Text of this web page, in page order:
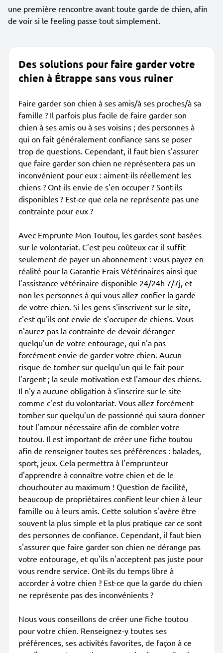
une première rencontre avant toute garde de chien, afin
de voir si le feeling passe tout simplement.
Des solutions pour faire garder votre
chien à Étrappe sans vous ruiner
Faire garder son chien à ses amis/à ses proches/à sa
famille ? Il parfois plus facile de faire garder son
chien à ses amis ou à ses voisins ; des personnes à
qui on fait généralement confiance sans se poser
trop de questions. Cependant, il faut bien s'assurer
que faire garder son chien ne représentera pas un
inconvénient pour eux : aiment-ils réellement les
chiens ? Ont-ils envie de s'en occuper ? Sont-ils
disponibles ? Est-ce que cela ne représente pas une
contrainte pour eux ?
Avec Emprunte Mon Toutou, les gardes sont basées
sur le volontariat. C'est peu coûteux car il suffit
seulement de payer un abonnement : vous payez en
réalité pour la Garantie Frais Vétérinaires ainsi que
l'assistance vétérinaire disponible 24/24h 7/7j, et
non les personnes à qui vous allez confier la garde
de votre chien. Si les gens s'inscrivent sur le site,
c'est qu'ils ont envie de s'occuper de chiens. Vous
n'aurez pas la contrainte de devoir déranger
quelqu'un de votre entourage, qui n'a pas
forcément envie de garder votre chien. Aucun
risque de tomber sur quelqu'un qui le fait pour
l'argent ; la seule motivation est l'amour des chiens.
Il n'y a aucune obligation à s'inscrire sur le site
comme c'est du volontariat. Vous allez forcément
tomber sur quelqu'un de passionné qui saura donner
tout l'amour nécessaire afin de combler votre
toutou. Il est important de créer une fiche toutou
afin de renseigner toutes ses préférences : balades,
sport, jeux. Cela permettra à l'emprunteur
d'apprendre à connaître votre chien et de le
chouchouter au maximum ! Question de facilité,
beaucoup de propriétaires confient leur chien à leur
famille ou à leurs amis. Cette solution s'avère être
souvent la plus simple et la plus pratique car ce sont
des personnes de confiance. Cependant, il faut bien
s'assurer que faire garder son chien ne dérange pas
votre entourage, et qu'ils n'acceptent pas juste pour
vous rendre service. Ont-ils du temps libre à
accorder à votre chien ? Est-ce que la garde du chien
ne représente pas des inconvénients ?
Nous vous conseillons de créer une fiche toutou
pour votre chien. Renseignez-y toutes ses
préférences, ses activités favorites, de façon à ce